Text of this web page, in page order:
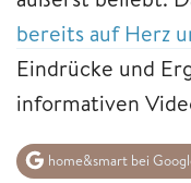
bereits auf Herz
Eindrücke und
informativen
home&smart bei